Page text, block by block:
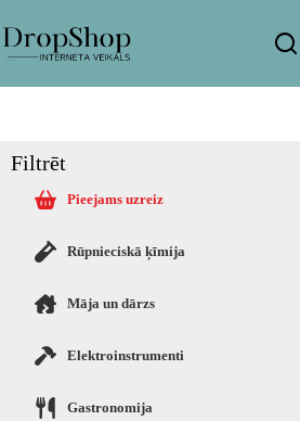
Filtrēt
Pieejams uzreiz
Rūpnieciskā ķīmija
Māja un dārzs
Elektroinstrumenti
Gastronomija